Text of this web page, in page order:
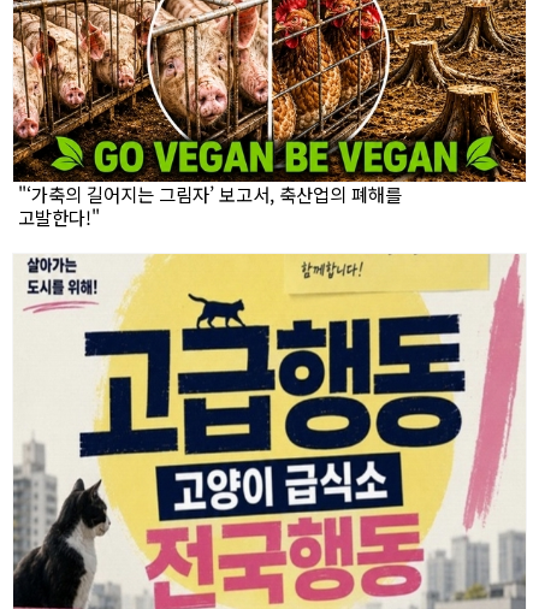
"‘가축의 길어지는 그림자’ 보고서, 축산업의 폐해를
고발한다!"